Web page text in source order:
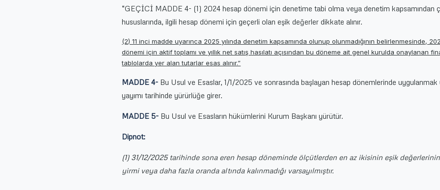
“GEÇİCİ MADDE 4- (1) 2024 hesap dönemi için denetime tabi olma veya denetim kapsamından
hususlarında, ilgili hesap dönemi için geçerli olan eşik değerler dikkate alınır.
(2) 11 inci madde uyarınca 2025 yılında denetim kapsamında olunup olunmadığının belirlenmesinde,
dönemi için aktif toplamı ve yıllık net satış hasılatı açısından bu döneme ait genel kurulda onaylanan
tablolarda yer alan tutarlar esas alınır.”
MADDE 4- Bu Usul ve Esaslar, 1/1/2025 ve sonrasında başlayan hesap dönemlerinde uygulanmak
yayımı tarihinde yürürlüğe girer.
MADDE 5- Bu Usul ve Esasların hükümlerini Kurum Başkanı yürütür.
Dipnot:
(1) 31/12/2025 tarihinde sona eren hesap döneminde ölçütlerden en az ikisinin eşik
yirmi veya daha fazla oranda altında kalınmadığı varsayılmıştır.